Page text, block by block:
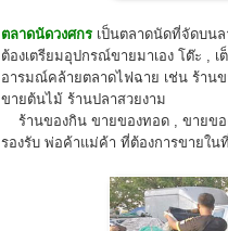
ตลาดนัดวงศกร เป็นตลาดนัดที่จัดบน
ต้องเตรียมอุปกรณ์ขายมาเอง โต๊ะ ,
อารมณ์คล้ายตลาดไฟฉาย เช่น ร้าน
ขายต้นไม้ ร้านปลาสวยงาม
ร้านของกิน ขายของทอด , ขายขอ
รองรับ พ่อค้าแม่ค้า ที่ต้องการขายใน